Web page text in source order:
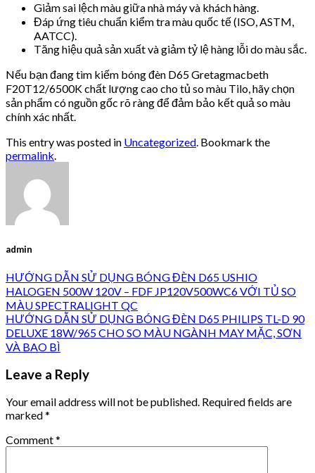
Giảm sai lệch màu giữa nhà máy và khách hàng.
Đáp ứng tiêu chuẩn kiểm tra màu quốc tế (ISO, ASTM,
AATCC).
Tăng hiệu quả sản xuất và giảm tỷ lệ hàng lỗi do màu sắc.
Nếu bạn đang tìm kiếm bóng đèn D65 Gretagmacbeth
F20T12/6500K chất lượng cao cho tủ so màu Tilo, hãy chọn
sản phẩm có nguồn gốc rõ ràng để đảm bảo kết quả so màu
chính xác nhất.
This entry was posted in Uncategorized. Bookmark the
permalink.
admin
HƯỚNG DẪN SỬ DỤNG BÓNG ĐÈN D65 USHIO
HALOGEN 500W 120V – FDF JP120V500WC6 VỚI TỦ SO
MÀU SPECTRALIGHT QC
HƯỚNG DẪN SỬ DỤNG BÓNG ĐÈN D65 PHILIPS TL-D 90
DELUXE 18W/965 CHO SO MÀU NGÀNH MAY MẶC, SƠN
VÀ BAO BÌ
Leave a Reply
Your email address will not be published. Required fields are
marked*
Comment*